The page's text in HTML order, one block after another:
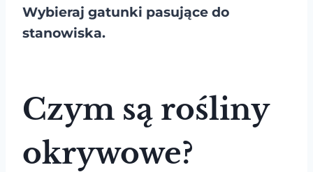
Wybieraj gatunki pasujące do
stanowiska.
Czym są rośliny
okrywowe?